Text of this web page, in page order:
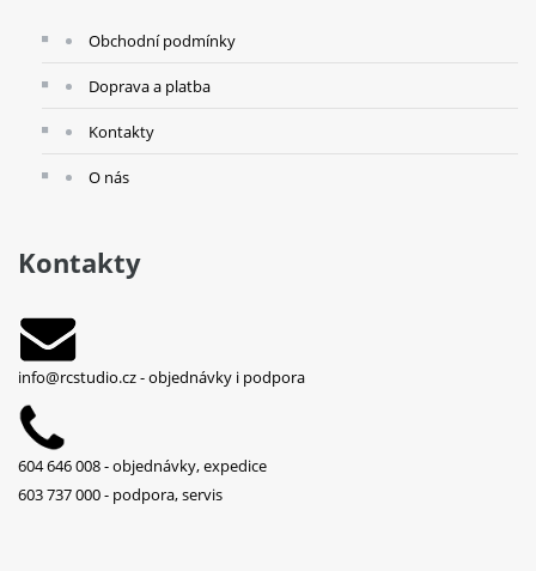
Obchodní podmínky
Doprava a platba
Kontakty
O nás
Kontakty
info@rcstudio.cz- objednávky i podpora
604 646 008 - objednávky, expedice
603 737 000 - podpora, servis